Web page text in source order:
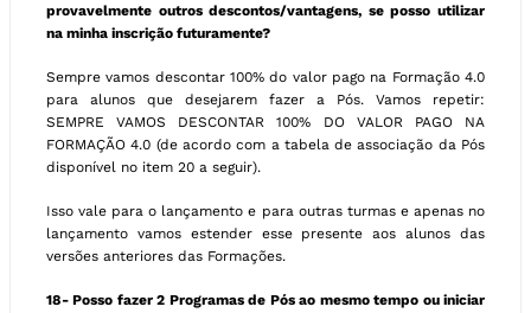
provavelmente outros descontos/vantagens, se posso utilizar
na minha inscrição futuramente?
Sempre vamos descontar 100% do valor pago na Formação 4.0
para alunos que desejarem fazer a Pós. Vamos repetir:
SEMPRE VAMOS DESCONTAR 100% DO VALOR PAGO NA
FORMAÇÃO 4.0 (de acordo com a tabela de associação da Pós
disponível no item 20 a seguir).
Isso vale para o lançamento e para outras turmas e apenas no
lançamento vamos estender esse presente aos alunos das
versões anteriores das Formações.
18- Posso fazer 2 Programas de Pós ao mesmo tempo ou iniciar